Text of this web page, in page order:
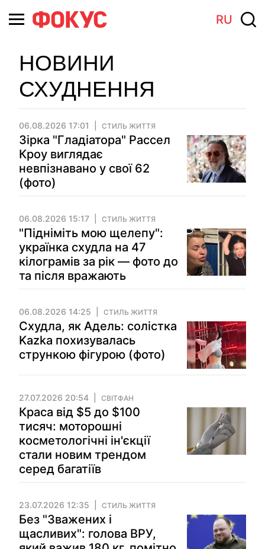
RU
НОВИНИ
СХУДНЕННЯ
06.08.2026 17:01 СТИЛЬ ЖИТТЯ
Зірка "Гладіатора" Рассел
Кроу виглядає
невпізнавано у свої 62
(фото)
06.08.2026 15:17 СТИЛЬ ЖИТТЯ
"Підніміть мою щелепу":
українка схудла на 47
кілограмів за рік — фото до
та після вражають
06.08.2026 14:25 СТИЛЬ ЖИТТЯ
Схудла, як Адель: солістка
Kazka похизувалась
стрункою фігурою (фото)
27.07.2026 20:54 СВІТФАН
Краса від $5 до $100
тисяч: моторошні
косметологічні ін'єкції
стали новим трендом
серед багатіїв
23.07.2026 12:35 СТИЛЬ ЖИТТЯ
Без "Зважених і
щасливих": голова ВРУ,